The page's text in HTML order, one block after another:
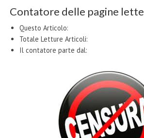
Contatore delle pagine lette
Questo Articolo:
Totale Letture Articoli:
Il contatore parte dal: